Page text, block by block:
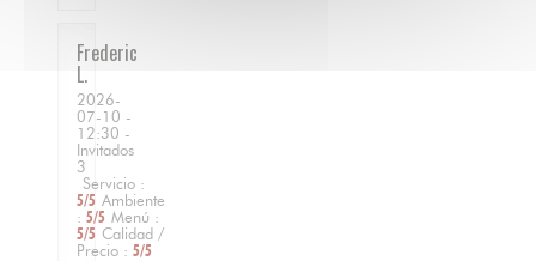
Frederic
L
2026-
07-10 -
12:30 -
Invitados
3
Servicio :
5/5 Ambiente
: 5/5 Menú :
5/5 Calidad /
Precio : 5/5